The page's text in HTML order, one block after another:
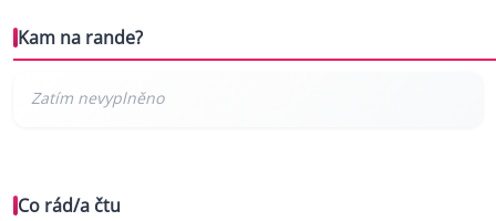
Kam na rande?
Co rád/a čtu